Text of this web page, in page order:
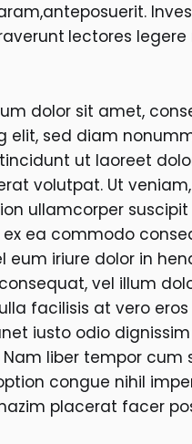
lectores legere
dolor sit amet,
elit, sed diam
ut laoreet
volutpat. Ut
ullamcorper suscipit
ea commodo
eum iriure dolor in
vel illum
facilisis at vero
iusto odio
Nam liber tempor cum
congue nihil
placerat facer